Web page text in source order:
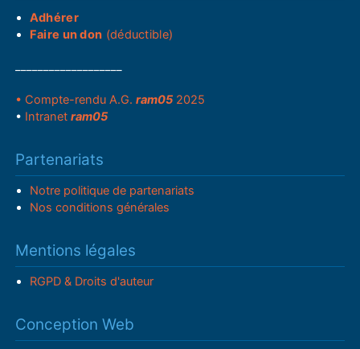
Adhérer
Faire un don (déductible)
• Compte-rendu A.G.ram05 2025
• Intranetram05
Partenariats
Notre politique de partenariats
Nos conditions générales
Mentions légales
RGPD & Droits d'auteur
Conception Web